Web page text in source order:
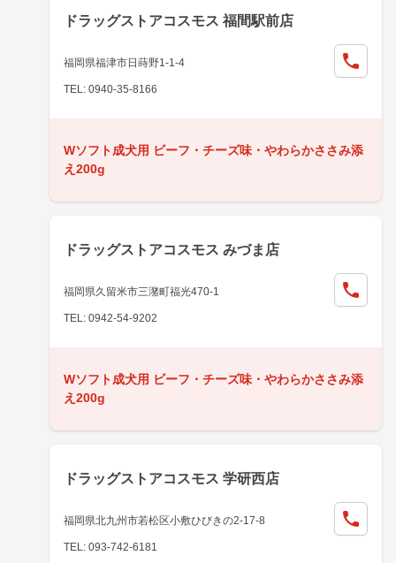
ドラッグストアコスモス 福間駅前店
福岡県福津市日蒔野1-1-4
TEL: 0940-35-8166
Wソフト成犬用 ビーフ・チーズ味・やわらかささみ添
え200g
ドラッグストアコスモス みづま店
福岡県久留米市三潴町福光470-1
TEL: 0942-54-9202
Wソフト成犬用 ビーフ・チーズ味・やわらかささみ添
え200g
ドラッグストアコスモス 学研西店
福岡県北九州市若松区小敷ひびきの2-17-8
TEL: 093-742-6181